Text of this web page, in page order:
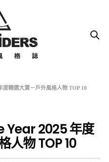
度精選大賞－戶外風格人物 TOP 10
Year 2025 年度
人物 TOP 10